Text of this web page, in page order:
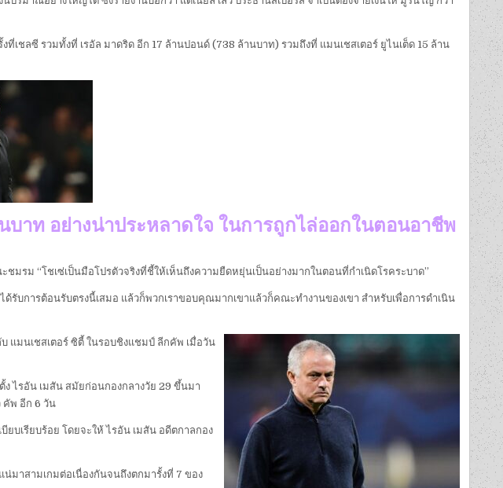
ชลซี รวมทั้งที่ เรอัล มาดริด อีก 17 ล้านปอนด์ (738 ล้านบาท) รวมถึงที่ แมนเชสเตอร์ ยูไนเต็ด 15 ล้าน
าท อย่างน่าประหลาดใจ ในการถูกไล่ออกในตอนอาชีพ
รม “โชเซ่เป็นมือโปรตัวจริงที่ชี้ให้เห็นถึงความยืดหยุ่นเป็นอย่างมากในตอนที่กำเนิดโรคระบาด”
รับการต้อนรับตรงนี้เสมอ แล้วก็พวกเราขอบคุณมากเขาแล้วก็คณะทำงานของเขา สำหรับเพื่อการดำเนิน
แมนเชสเตอร์ ซิตี้ ในรอบชิงแชมป์ ลีกคัพ เมื่อวัน
ไรอัน เมสัน สมัยก่อนกองกลางวัย 29 ขึ้นมา
คัพ อีก 6 วัน
บเรียบร้อย โดยจะให้ ไรอัน เมสัน อดีตกาลกอง
มาสามเกมต่อเนื่องกันจนถึงตกมารั้งที่ 7 ของ